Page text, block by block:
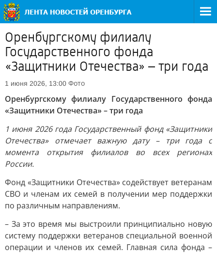
Оренбургскому филиалу
Государственного фонда
«Защитники Отечества» – три года
1 июня 2026, 13:00 Фото
Оренбургскому филиалу Государственного фонда
«Защитники Отечества» – три года
1 июня 2026 года Государственный фонд «Защитники
Отечества» отмечает важную дату – три года с
момента открытия филиалов во всех регионах
России.
Фонд «Защитники Отечества» содействует ветеранам
СВО и членам их семей в получении мер поддержки
по различным направлениям.
– За это время мы выстроили принципиально новую
систему поддержки ветеранов специальной военной
операции и членов их семей. Главная сила фонда –